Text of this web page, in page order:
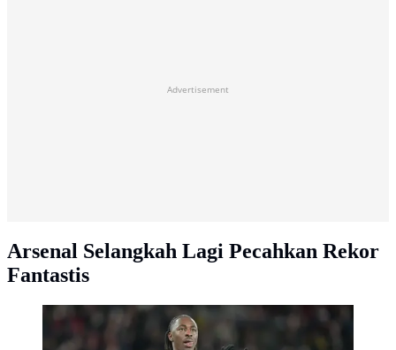
Advertisement
Arsenal Selangkah Lagi Pecahkan Rekor
Fantastis